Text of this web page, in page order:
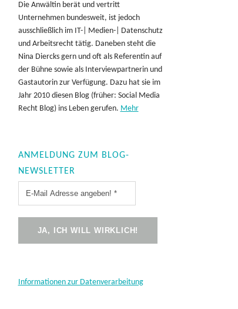
Die Anwältin berät und vertritt
Unternehmen bundesweit, ist jedoch
ausschließlich im IT-| Medien-| Datenschutz
und Arbeitsrecht tätig. Daneben steht die
Nina Diercks gern und oft als Referentin auf
der Bühne sowie als Interviewpartnerin und
Gastautorin zur Verfügung. Dazu hat sie im
Jahr 2010 diesen Blog (früher: Social Media
Recht Blog) ins Leben gerufen. Mehr
ANMELDUNG ZUM BLOG-
NEWSLETTER
Informationen zur Datenverarbeitung